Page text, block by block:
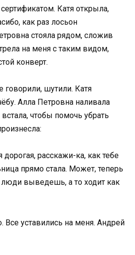
Катя открыла,
как раз лосьон
стояла рядом, сложив
на меня с таким видом,
конверт.
шутили. Катя
Алла Петровна наливала
чтобы помочь убрать
расскажи-ка, как тебе
прямо стала. Может, теперь
люди выведешь, а то ходит как
Все уставились на меня. Андрей